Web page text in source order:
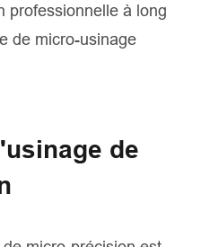
professionnelle à long
de micro-usinage
de